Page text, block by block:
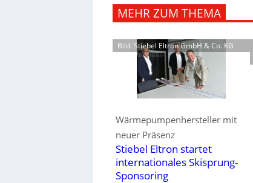
MEHR ZUM THEMA
Bild: Stiebel Eltron GmbH & Co. KG
Wärmepumpenhersteller mit
neuer Präsenz
Stiebel Eltron startet
internationales Skisprung-
Sponsoring